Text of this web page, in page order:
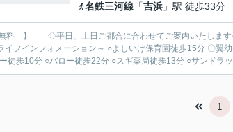
名鉄三河線 「吉浜 」駅 徒歩33分
料 】 ◇平日、土日ご都合に合わせてご案内いたしま
徒歩10分 ○バロー徒歩22分 ○スギ薬局徒歩13分 ○サンドラ
1